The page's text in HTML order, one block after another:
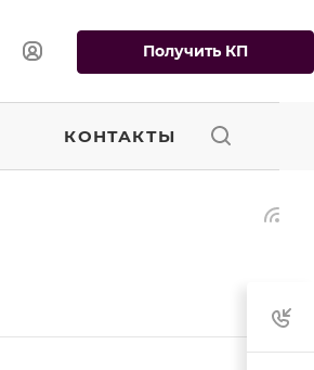
Получить КП
КОНТАКТЫ